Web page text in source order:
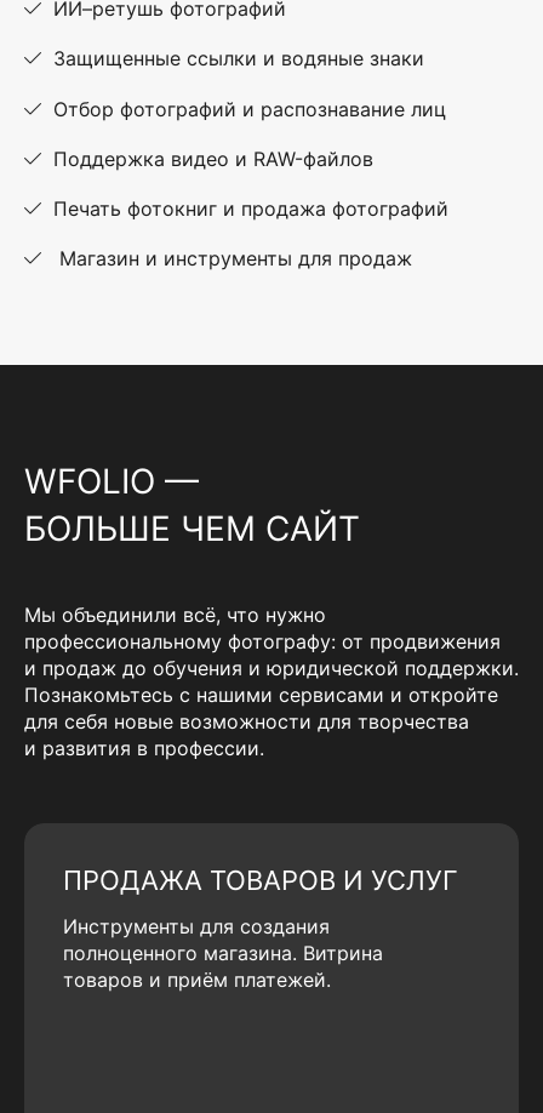
ИИ–ретушь фотографий
Защищенные ссылки и водяные знаки
Отбор фотографий и распознавание лиц
Поддержка видео и RAW-файлов
Печать фотокниг и продажа фотографий
Магазин и инструменты для продаж
WFOLIO —
БОЛЬШЕ ЧЕМ САЙТ
Мы объединили всё, что нужно
профессиональному фотографу: от продвижения
и продаж до обучения и юридической поддержки.
Познакомьтесь с нашими сервисами и откройте
для себя новые возможности для творчества
и развития в профессии.
ПРОДАЖА ТОВАРОВ И УСЛУГ
Инструменты для создания
полноценного магазина. Витрина
товаров и приём платежей.